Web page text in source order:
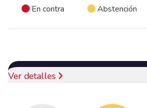
En contra Abstención
Ver detalles